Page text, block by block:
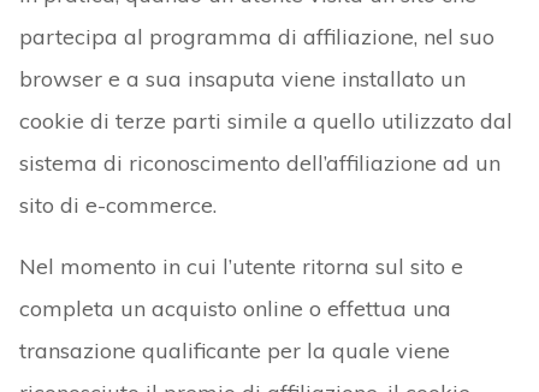
partecipa al programma di affiliazione, nel suo
browser e a sua insaputa viene installato un
cookie di terze parti simile a quello utilizzato dal
sistema di riconoscimento dell’affiliazione ad un
sito di e-commerce.
Nel momento in cui l’utente ritorna sul sito e
completa un acquisto online o effettua una
transazione qualificante per la quale viene